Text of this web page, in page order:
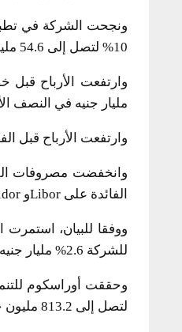
ونجحت الشركة في
10% لتصل إلى 54.6 مليون جنيه في النصف الأول من عام 2021.
مليار جنيه في النصف الأول من العام بهامش
وارتفعت الأرباح قبل الفوائد
الفائدة على Liborو Corridor، وارتفع صافي ربح الفترة بنسبة 342.2% ليصل إلى 744.6 مليون نيه جنيه.
ووفقا للبيان، استمرت
للشركة 2.6% مليار جنيه، وبلغ رصي القروض 3.5 مليار جنيه، وصافي الدين 866.7 مليون جنيه.
لتصل إلى 813.2 مليون جنيه مصر في النصف الأول من عام 2021.